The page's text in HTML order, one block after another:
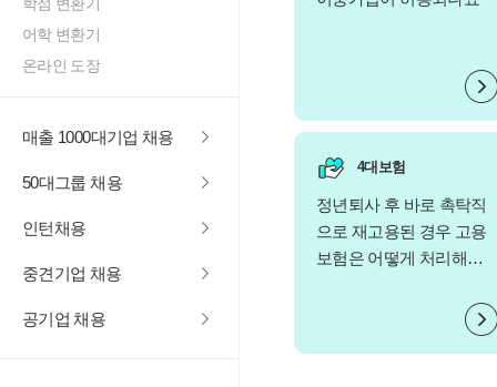
어학 변환기
온라인 도장
매출 1000대기업 채용
50대그룹 채용
인턴채용
중견기업 채용
공기업 채용
4대보험
정년퇴사 후 바로 촉탁직
으로 재고용된 경우 고용
보험은 어떻게 처리해야